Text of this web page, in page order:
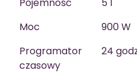
Moc
900 W
Programator
czasowy
24